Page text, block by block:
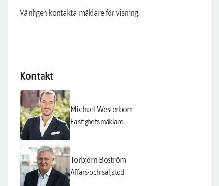
Vänligen kontakta mäklare för visning.
Kontakt
Michael Westerbom
Fastighetsmäklare
Torbjörn Boström
Affärs-och säljstöd